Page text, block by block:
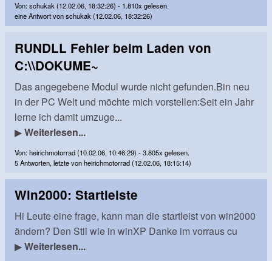
Von: schukak (12.02.06, 18:32:26) - 1.810x gelesen.
eine Antwort von schukak (12.02.06, 18:32:26)
RUNDLL Fehler beim Laden von
C:\\DOKUME~
Das angegebene Modul wurde nicht gefunden.Bin neu
in der PC Welt und möchte mich vorstellen:Seit ein Jahr
lerne ich damit umzuge...
▶Weiterlesen...
Von: heirichmotorrad (10.02.06, 10:46:29) - 3.805x gelesen.
5 Antworten, letzte von heirichmotorrad (12.02.06, 18:15:14)
Win2000: Startleiste
Hi Leute eine frage, kann man die startleist von win2000
ändern? Den Stil wie in winXP Danke im vorraus cu
▶Weiterlesen...